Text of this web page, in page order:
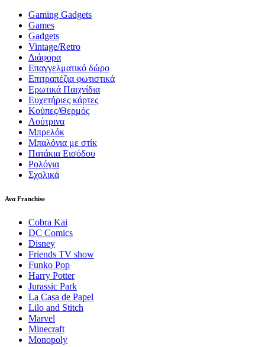
Gaming Gadgets
Games
Gadgets
Vintage/Retro
Διάφορα
Επαγγελματικό δώρο
Επιτραπέζια φωτιστικά
Ερωτικά Παιχνίδια
Ευχετήριες κάρτες
Κούπες/Θερμός
Λούτρινα
Μπρελόκ
Μπαλόνια με στίκ
Πατάκια Εισόδου
Ρολόγια
Σχολικά
Ανα Franchise
Cobra Kai
DC Comics
Disney
Friends TV show
Funko Pop
Harry Potter
Jurassic Park
La Casa de Papel
Lilo and Stitch
Marvel
Minecraft
Monopoly